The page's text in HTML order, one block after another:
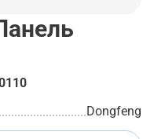
Dongfeng